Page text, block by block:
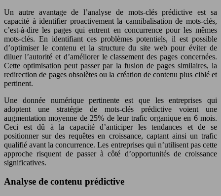
Un autre avantage de l’analyse de mots-clés prédictive est sa
capacité à identifier proactivement la cannibalisation de mots-clés,
c’est-à-dire les pages qui entrent en concurrence pour les mêmes
mots-clés. En identifiant ces problèmes potentiels, il est possible
d’optimiser le contenu et la structure du site web pour éviter de
diluer l’autorité et d’améliorer le classement des pages concernées.
Cette optimisation peut passer par la fusion de pages similaires, la
redirection de pages obsolètes ou la création de contenu plus ciblé et
pertinent.
Une donnée numérique pertinente est que les entreprises qui
adoptent une stratégie de mots-clés prédictive voient une
augmentation moyenne de 25% de leur trafic organique en 6 mois.
Ceci est dû à la capacité d’anticiper les tendances et de se
positionner sur des requêtes en croissance, captant ainsi un trafic
qualifié avant la concurrence. Les entreprises qui n’utilisent pas cette
approche risquent de passer à côté d’opportunités de croissance
significatives.
Analyse de contenu prédictive